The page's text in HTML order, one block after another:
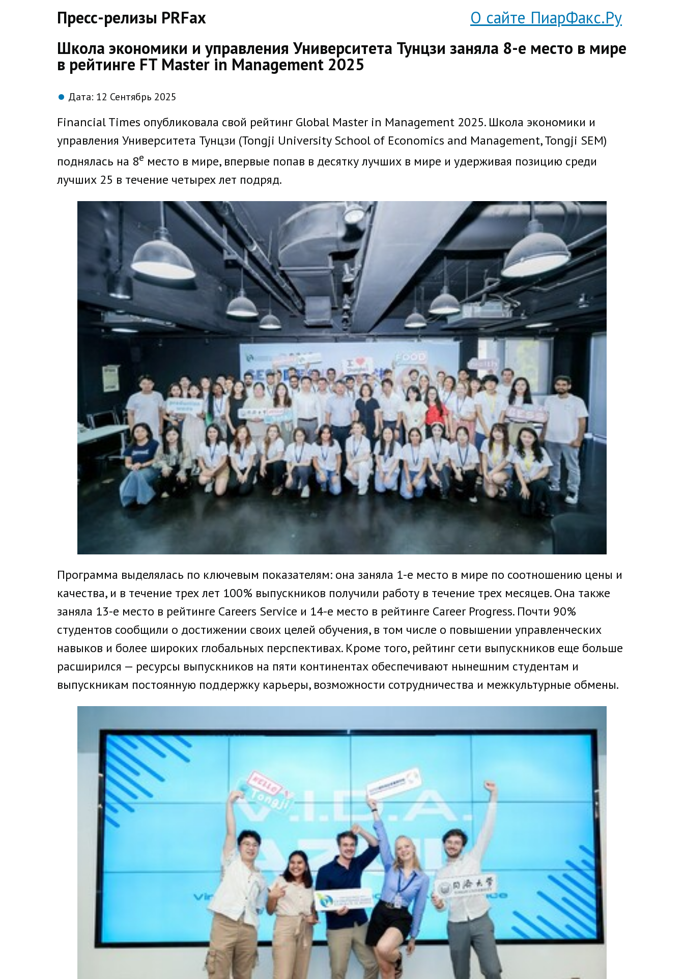
Пресс-релизы PRFax
О сайте ПиарФакс.Ру
Школа экономики и управления Университета Тунцзи заняла 8-е место в мире
в рейтинге FT Master in Management 2025
Дата: 12 Сентябрь 2025
Financial Times опубликовала свой рейтинг Global Master in Management 2025. Школа экономики и
управления Университета Тунцзи (Tongji University School of Economics and Management, Tongji SEM)
поднялась на 8е место в мире, впервые попав в десятку лучших в мире и удерживая позицию среди
лучших 25 в течение четырех лет подряд.
Программа выделялась по ключевым показателям: она заняла 1-е место в мире по соотношению цены и
качества, и в течение трех лет 100% выпускников получили работу в течение трех месяцев. Она также
заняла 13-е место в рейтинге Careers Service и 14-е место в рейтинге Career Progress. Почти 90%
студентов сообщили о достижении своих целей обучения, в том числе о повышении управленческих
навыков и более широких глобальных перспективах. Кроме того, рейтинг сети выпускников еще больше
расширился — ресурсы выпускников на пяти континентах обеспечивают нынешним студентам и
выпускникам постоянную поддержку карьеры, возможности сотрудничества и межкультурные обмены.